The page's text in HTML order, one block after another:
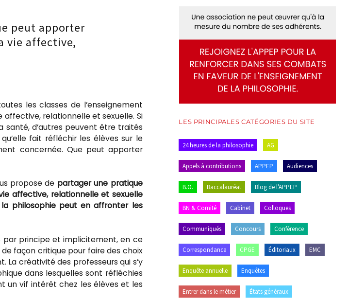
peut apporter
vie affective,
les classes de l’enseignement
affective, relationnelle et sexuelle. Si
d’autres peuvent être traités
fait réfléchir les élèves sur le
concernée. Que peut apporter
propose de partager une pratique
affective, relationnelle et sexuelle
philosophie peut en affronter les
par principe et implicitement, en ce
façon critique pour faire des choix
La créativité des professeurs qui s’y
dans lesquelles sont réfléchies
un vif intérêt chez les élèves et les
LES PRINCIPALES CATÉGORIES DU SITE
24 heures de la philosophie AG
Appels à contributions APPEP Audiences
B.O. Baccalauréat Blog de l'APPEP
BN & Comité Cabinet Colloques
Communiqués Concours Conférence
Correspondance CPGE Éditoriaux EMC
Enquête annuelle Enquêtes
Entrer dans le métier États généraux